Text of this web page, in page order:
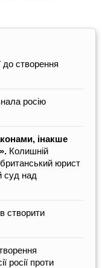
до створення
росію
інакше
Колишній
юрист
суд над
створити
росії проти